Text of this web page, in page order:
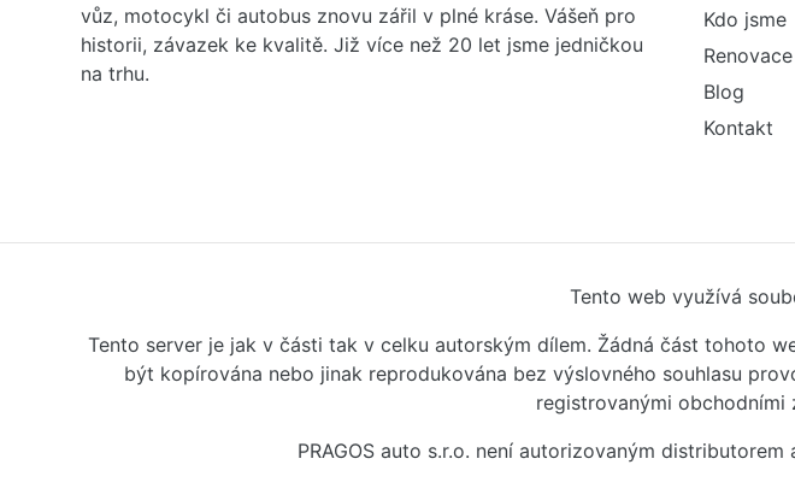
vůz, motocykl či autobus znovu zářil v plné kráse. Vášeň pro
historii, závazek ke kvalitě. Již více než 20 let jsme jedničkou
na trhu.
Kdo jsme
Renovace
Blog
Kontakt
Tento web využívá
Tento server je jak v části tak v celku autorským dílem. Žádná část tohoto
být kopírována nebo jinak reprodukována bez výslovného souhlasu
registrovanými obchodními
PRAGOS auto s.r.o. není autorizovaným